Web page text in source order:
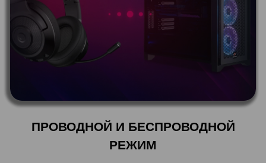
ПРОВОДНОЙ И БЕСПРОВОДНОЙ
РЕЖИМ